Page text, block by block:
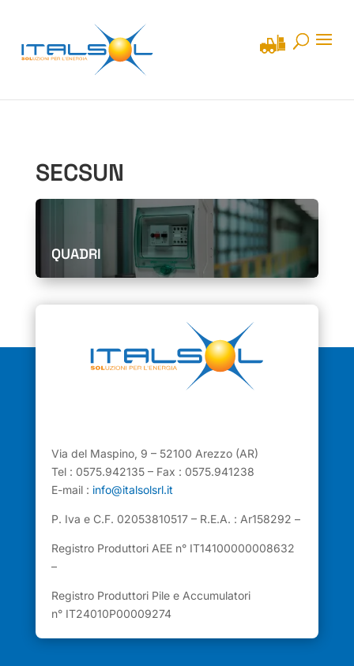
SECSUN
QUADRI
Via del Maspino, 9 – 52100 Arezzo (AR)
Tel : 0575.942135 – Fax : 0575.941238
E-mail : info@italsolsrl.it
P. Iva e C.F. 02053810517 – R.E.A. : Ar158292 –
Registro Produttori AEE n° IT14100000008632
–
Registro Produttori Pile e Accumulatori
n° IT24010P00009274